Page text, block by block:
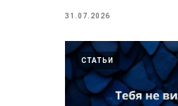
31.07.2026
СТАТЬИ